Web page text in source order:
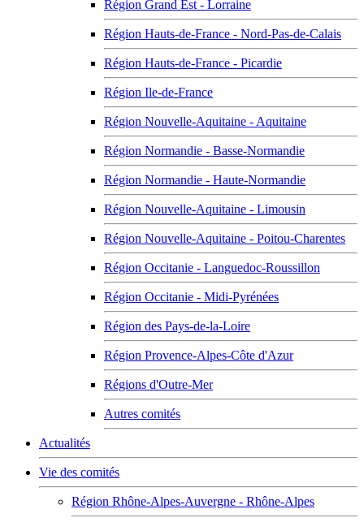
Région Grand Est - Lorraine
Région Hauts-de-France - Nord-Pas-de-Calais
Région Hauts-de-France - Picardie
Région Ile-de-France
Région Nouvelle-Aquitaine - Aquitaine
Région Normandie - Basse-Normandie
Région Normandie - Haute-Normandie
Région Nouvelle-Aquitaine - Limousin
Région Nouvelle-Aquitaine - Poitou-Charentes
Région Occitanie - Languedoc-Roussillon
Région Occitanie - Midi-Pyrénées
Région des Pays-de-la-Loire
Région Provence-Alpes-Côte d'Azur
Régions d'Outre-Mer
Autres comités
Actualités
Vie des comités
Région Rhône-Alpes-Auvergne - Rhône-Alpes